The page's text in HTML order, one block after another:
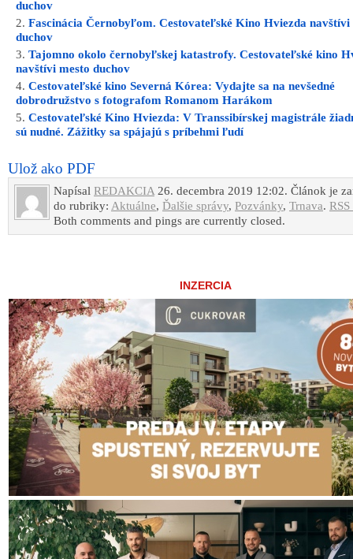
duchov
Fascinácia Černobyľom. Cestovateľské Kino Hviezda navštívi
duchov
Tajomno okolo černobyľskej katastrofy. Cestovateľské kino
navštívi mesto duchov
Cestovateľské kino Severná Kórea: Vydajte sa na nevšedné
dobrodružstvo s fotografom Romanom Harákom
Cestovateľské Kino Hviezda: V Transsibírskej magistrále
sú nudné. Zážitky sa spájajú s príbehmi ľudí
Ulož ako PDF
Napísal REDAKCIA26. decembra 2019 12:02. Článok je
do rubriky: Aktuálne, Ďalšie správy, Pozvánky, Trnava.
Both comments and pings are currently closed.
INZERCIA